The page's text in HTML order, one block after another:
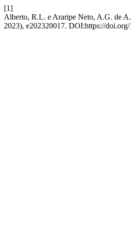
[1]
Alberto, R.L. e Araripe Neto, A.G. de
2023), e202320017. DOI:https://